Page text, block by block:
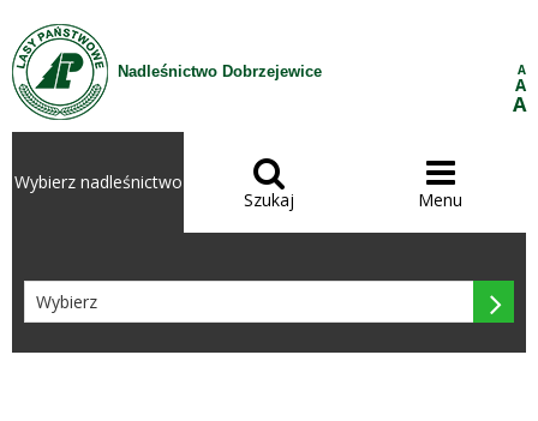
Przejdź do treści
Nadleśnictwo Dobrzejewice A
A
A
Wybierz nadleśnictwo 
Szukaj

Menu
